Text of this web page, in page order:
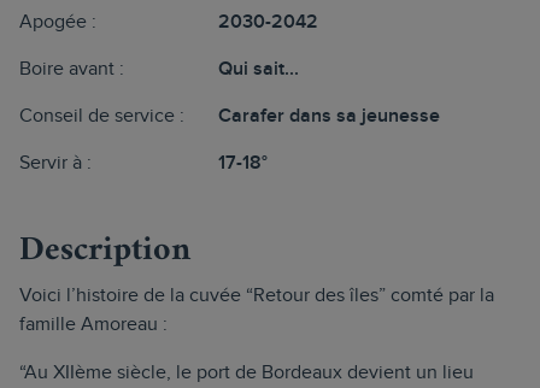
Apogée : 2030-2042
Boire avant : Qui sait...
Conseil de service : Carafer dans sa jeunesse
Servir à : 17-18°
Description
Voici l’histoire de la cuvée “Retour des îles” comté par la
famille Amoreau :
“Au XIIème siècle, le port de Bordeaux devient un lieu